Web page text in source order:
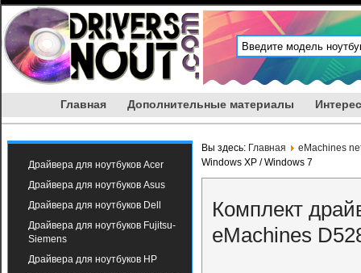
Главная Дополнительные материалы
Драйвера для ноутбуков Acer
Драйвера для ноутбуков Asus
Драйвера для ноутбуков Dell
Драйвера для ноутбуков Fujitsu-
Siemens
Драйвера для ноутбуков HP
Вы здесь: Главная
eMachines
Windows XP / Windows 7
Комплект
eMachines